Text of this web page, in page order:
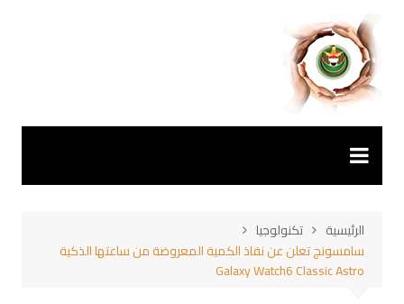
المحتوى
الرئيسية
تكنولوجيا
سامسونج تعلن عن نفاذ الكمية المعروضة من ساعتها الذكية
Galaxy Watch6 Classic Astro